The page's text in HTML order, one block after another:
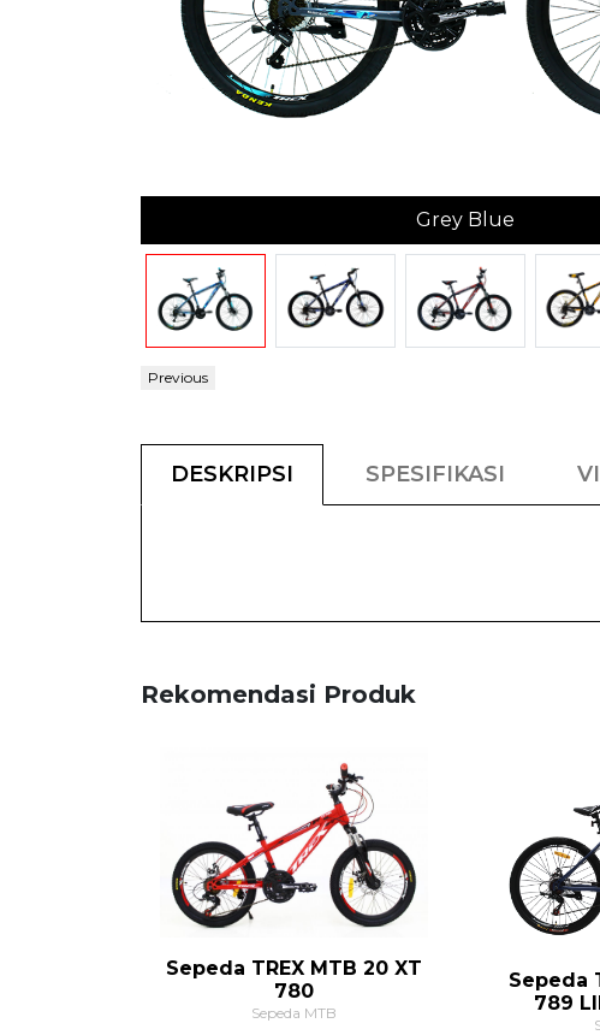
Grey Blue
Previous
DESKRIPSI SPESIFIKASI
Rekomendasi Produk
Sepeda TREX MTB 20 XT
780
Sepeda MTB
Sepeda
789